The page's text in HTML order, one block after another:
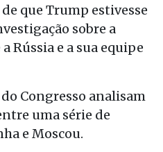
que Trump estivesse
sobre a
Rússia e a sua equipe
Congresso analisam
uma série de
e Moscou.